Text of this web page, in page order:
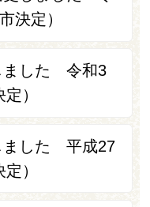
決定）
ました 令和3
）
ました 平成27
）